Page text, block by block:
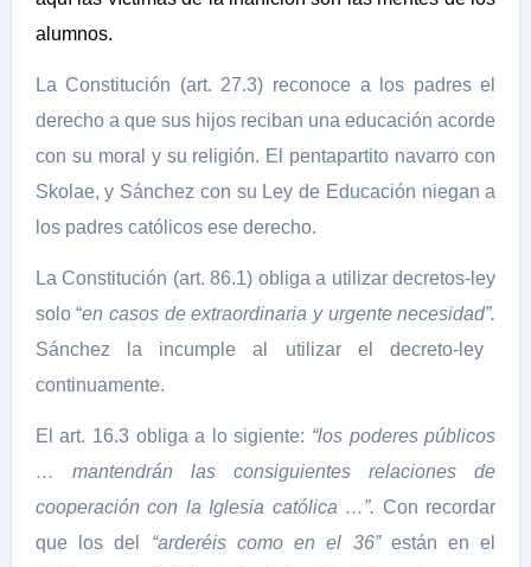
alumnos.
La Constitución (art. 27.3) reconoce a los padres el
derecho a que sus hijos reciban una educación acorde
con su moral y su religión. El pentapartito navarro con
Skolae, y Sánchez con su Ley de Educación niegan a
los padres católicos ese derecho.
La Constitución (art. 86.1) obliga a utilizar decretos-ley
solo “en casos de extraordinaria y urgente necesidad”.
Sánchez la incumple al utilizar el decreto-ley
continuamente.
El art. 16.3 obliga a lo sigiente: “los poderes públicos
… mantendrán las consiguientes relaciones de
cooperación con la Iglesia católica …”. Con recordar
que los del “arderéis como en el 36”están en el